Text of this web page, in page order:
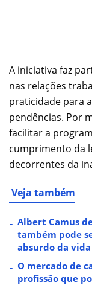
A iniciativa faz
nas relações
praticidade para
pendências. Por
facilitar a
cumprimento da
decorrentes da
Veja também
Albert Camus
também pode
absurdo da vida
O mercado de
profissão que